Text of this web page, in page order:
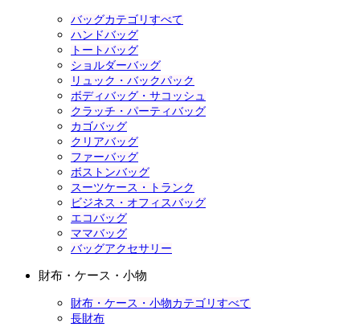
バッグカテゴリすべて
ハンドバッグ
トートバッグ
ショルダーバッグ
リュック・バックパック
ボディバッグ・サコッシュ
クラッチ・パーティバッグ
カゴバッグ
クリアバッグ
ファーバッグ
ボストンバッグ
スーツケース・トランク
ビジネス・オフィスバッグ
エコバッグ
ママバッグ
バッグアクセサリー
財布・ケース・小物
財布・ケース・小物カテゴリすべて
長財布